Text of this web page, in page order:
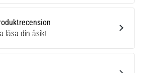
läsa din åsikt